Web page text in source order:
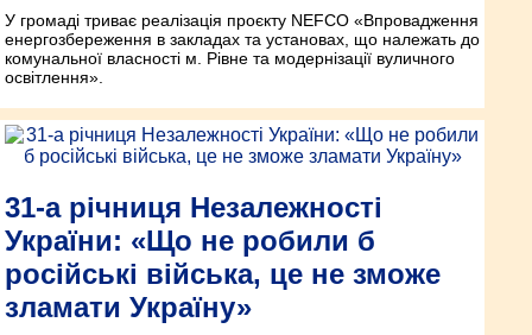
У громаді триває реалізація проєкту NEFCO «Впровадження
енергозбереження в закладах та установах, що належать до
комунальної власності м. Рівне та модернізації вуличного
освітлення».
31-а річниця Незалежності
України: «Що не робили б
російські війська, це не зможе
зламати Україну»